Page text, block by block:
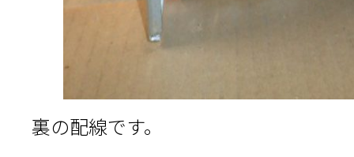
裏の配線です。